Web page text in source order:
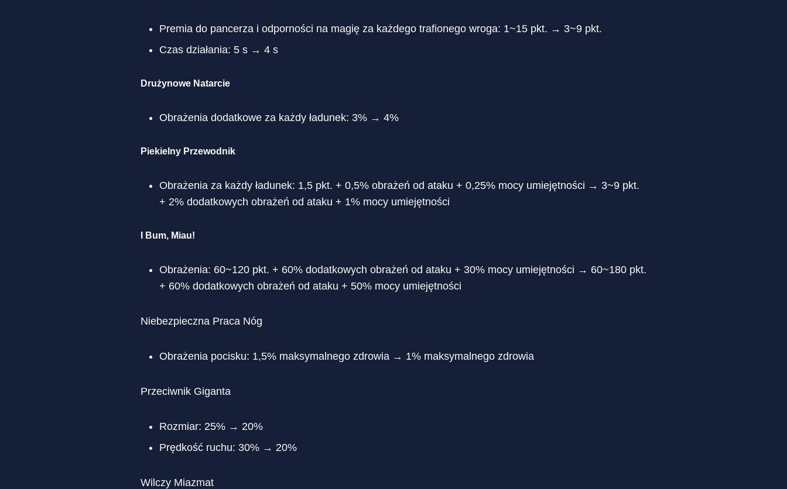
Premia do pancerza i odporności na magię za każdego trafionego wroga: 1~15 pkt. → 3~9 pkt.
Czas działania: 5 s → 4 s
Drużynowe Natarcie
Obrażenia dodatkowe za każdy ładunek: 3% → 4%
Piekielny Przewodnik
Obrażenia za każdy ładunek: 1,5 pkt. + 0,5% obrażeń od ataku + 0,25% mocy umiejętności → 3~9 pkt.
+ 2% dodatkowych obrażeń od ataku + 1% mocy umiejętności
I Bum, Miau!
Obrażenia: 60~120 pkt. + 60% dodatkowych obrażeń od ataku + 30% mocy umiejętności → 60~180 pkt.
+ 60% dodatkowych obrażeń od ataku + 50% mocy umiejętności
Niebezpieczna Praca Nóg
Obrażenia pocisku: 1,5% maksymalnego zdrowia → 1% maksymalnego zdrowia
Przeciwnik Giganta
Rozmiar: 25% → 20%
Prędkość ruchu: 30% → 20%
Wilczy Miazmat